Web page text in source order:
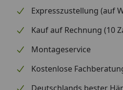
Expresszustellung (auf
Kauf auf Rechnung (10
Montageservice
Kostenlose